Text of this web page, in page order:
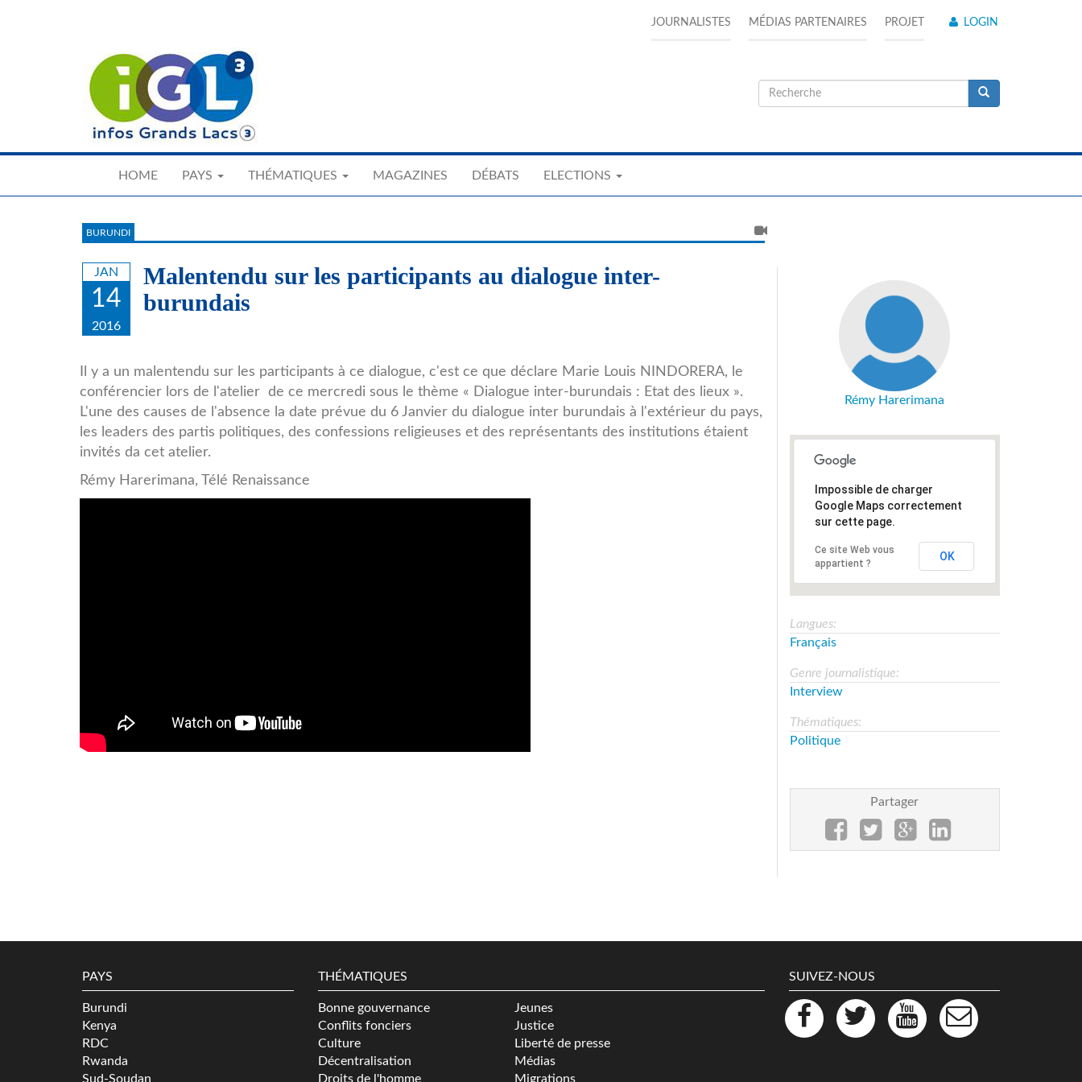
JOURNALISTES MÉDIAS PARTENAIRES PROJET LOGIN
Formulaire
recherche
HOME PAYS THÉMATIQUES MAGAZINES DÉBATS ELECTIONS
BURUNDI
JAN
14
2016
Malentendu sur les participants au dialogue inter-
burundais
Il y a un malentendu sur les participants à ce dialogue, c'est ce que déclare Marie Louis NINDORERA, le
conférencier lors de l'atelier de ce mercredi sous le thème « Dialogue inter-burundais : Etat des lieux ».
L'une des causes de l'absence la date prévue du 6 Janvier du dialogue inter burundais à l'extérieur du pays,
les leaders des partis politiques, des confessions religieuses et des représentants des institutions étaient
invités da cet atelier.
Rémy Harerimana, Télé Renaissance
Rémy Harerimana
Impossible de charger
Google Maps correctement
sur cette page.
Ce site Web vous
appartient ?
OK
Langues:
Français
Genre journalistique:
Interview
Thématiques:
Politique
Partager
PAYS
Burundi
Kenya
RDC
Rwanda
Sud-Soudan
THÉMATIQUES
Bonne gouvernance
Conflits fonciers
Culture
Décentralisation
Droits de l'homme
Jeunes
Justice
Liberté de presse
Médias
Migrations
SUIVEZ-NOUS